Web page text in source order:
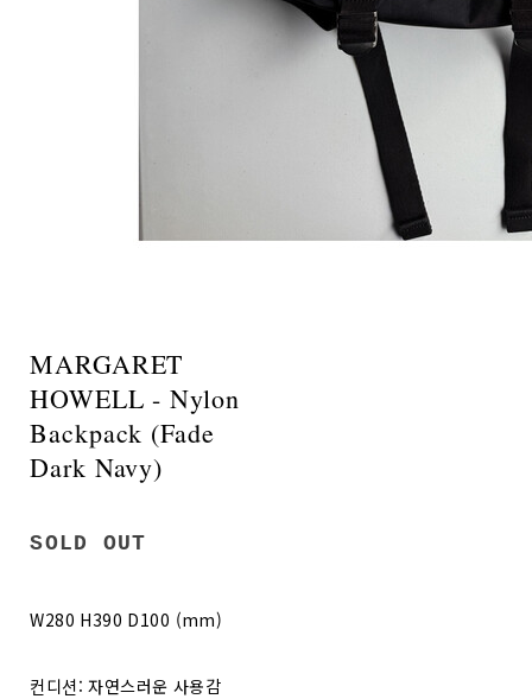
MARGARET
HOWELL - Nylon
Backpack (Fade
Dark Navy)
SOLD OUT
W280 H390 D100 (mm)
컨디션: 자연스러운 사용감